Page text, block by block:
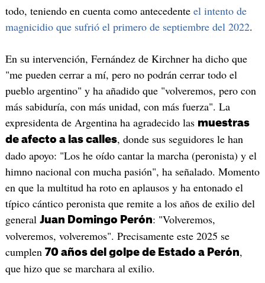
todo, teniendo en cuenta como antecedente el intento de
magnicidio que sufrió el primero de septiembre del 2022.
En su intervención, Fernández de Kirchner ha dicho que
"me pueden cerrar a mí, pero no podrán cerrar todo el
pueblo argentino" y ha añadido que "volveremos, pero con
más sabiduría, con más unidad, con más fuerza". La
expresidenta de Argentina ha agradecido las muestras
de afecto a las calles, donde sus seguidores le han
dado apoyo: "Los he oído cantar la marcha (peronista) y el
himno nacional con mucha pasión", ha señalado. Momento
en que la multitud ha roto en aplausos y ha entonado el
típico cántico peronista que remite a los años de exilio del
general Juan Domingo Perón: "Volveremos,
volveremos, volveremos". Precisamente este 2025 se
cumplen 70 años del golpe de Estado a Perón,
que hizo que se marchara al exilio.